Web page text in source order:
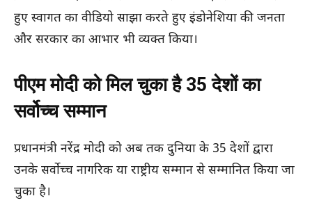
हुए स्वागत का वीडियो साझा करते हुए इंडोनेशिया की जनता
और सरकार का आभार भी व्यक्त किया।
पीएम मोदी को मिल चुका है 35 देशों का
सर्वोच्च सम्मान
प्रधानमंत्री नरेंद्र मोदी को अब तक दुनिया के 35 देशों द्वारा
उनके सर्वोच्च नागरिक या राष्ट्रीय सम्मान से सम्मानित किया जा
चुका है।